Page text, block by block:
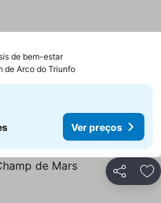
de bem-estar
de Arco do Triunfo
Ver preços
Partilhar